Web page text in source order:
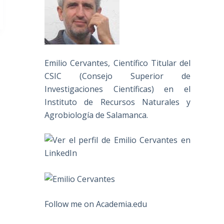
Emilio Cervantes, Científico Titular del
CSIC (Consejo Superior de
Investigaciones Científicas) en el
Instituto de Recursos Naturales y
Agrobiología de Salamanca.
Follow me on Academia.edu